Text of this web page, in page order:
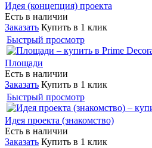
Идея (концепция) проекта
Есть в наличии
Заказать Купить в 1 клик
Быстрый просмотр
Площади
Есть в наличии
Заказать Купить в 1 клик
Быстрый просмотр
Идея проекта (знакомство)
Есть в наличии
Заказать Купить в 1 клик